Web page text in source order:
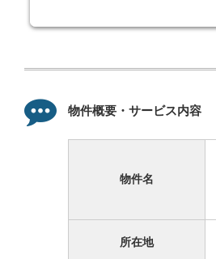
物件概要・サービス内容
物件名
所在地